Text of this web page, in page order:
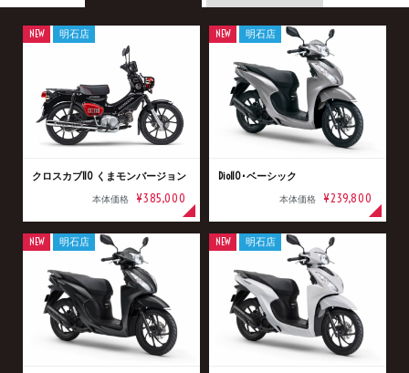
クロスカブ110 くまモンバージョン
本体価格 ¥385,000
NEW 明石店
Dio110･ベーシック
本体価格 ¥239,800
NEW 明石店
NEW 明石店 NEW 明石店